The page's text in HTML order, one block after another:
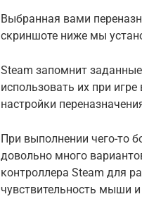
Выбранная вами
скриншоте ниже мы
Steam запомнит
использовать их при
настройки
При выполнении чего-то
довольно много
контроллера Steam для
чувствительность мыши